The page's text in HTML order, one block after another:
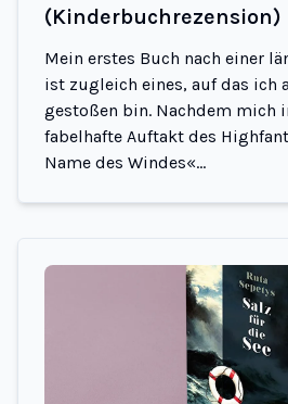
(Kinderbuchrezension)
Mein erstes Buch nach einer
ist zugleich eines, auf das ich
gestoßen bin. Nachdem mich
fabelhafte Auftakt des
Name des Windes«...